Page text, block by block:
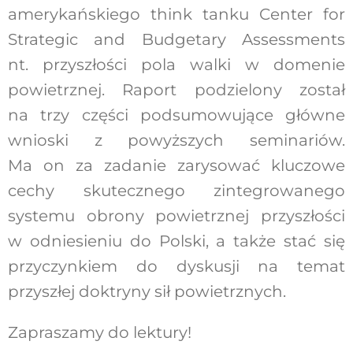
amerykańskiego think tanku Center for
Strategic and Budgetary Assessments
nt. przyszłości pola walki w domenie
powietrznej. Raport podzielony został
na trzy części podsumowujące główne
wnioski z powyższych seminariów.
Ma on za zadanie zarysować kluczowe
cechy skutecznego zintegrowanego
systemu obrony powietrznej przyszłości
w odniesieniu do Polski, a także stać się
przyczynkiem do dyskusji na temat
przyszłej doktryny sił powietrznych.
Zapraszamy do lektury!